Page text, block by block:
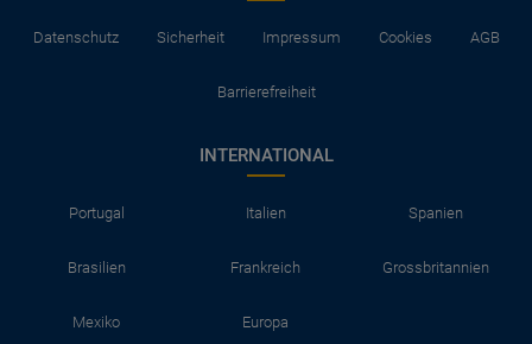
Datenschutz Sicherheit Impressum Cookies AGB
Barrierefreiheit
INTERNATIONAL
Portugal Italien Spanien
Brasilien Frankreich Grossbritannien
Mexiko Europa